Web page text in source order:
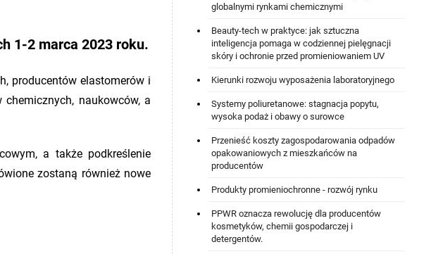
1-2 marca 2023 roku.
producentów elastomerów i
naukowców, a
a także podkreślenie
zostaną również nowe
globalnymi rynkami chemicznymi
Beauty-tech w praktyce: jak sztuczna
inteligencja pomaga w codziennej pielęgnacji
skóry i ochronie przed promieniowaniem UV
Kierunki rozwoju wyposażenia laboratoryjnego
Systemy poliuretanowe: stagnacja popytu,
wysoka podaż i obawy o surowce
Przenieść koszty zagospodarowania odpadów
opakowaniowych z mieszkańców na
producentów
Produkty promieniochronne - rozwój rynku
PPWR oznacza rewolucję dla producentów
kosmetyków, chemii gospodarczej i
detergentów.